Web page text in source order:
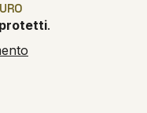
.